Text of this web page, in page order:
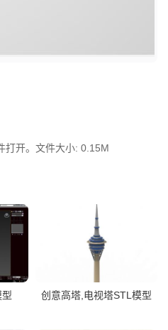
打开。文件大小: 0.15M
创意高塔,电视塔STL模型